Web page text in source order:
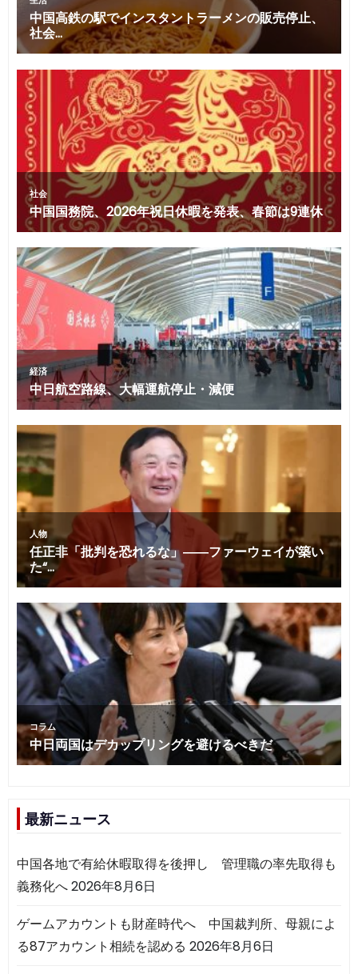
最新ニュース
中国各地で有給休暇取得を後押し 管理職の率先取得も
義務化へ2026年8月6日
ゲームアカウントも財産時代へ 中国裁判所、母親によ
る87アカウント相続を認める 2026年8月6日